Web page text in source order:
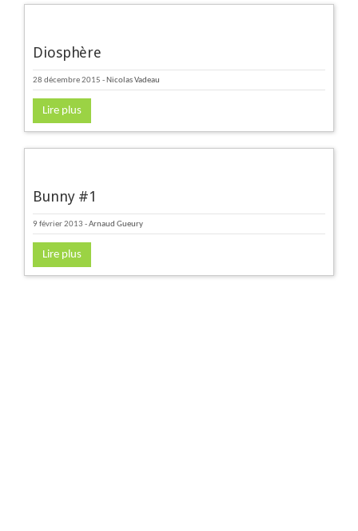
Diosphère
28 décembre 2015 - Nicolas Vadeau
Lire plus
Bunny #1
9 février 2013 -Arnaud Gueury
Lire plus